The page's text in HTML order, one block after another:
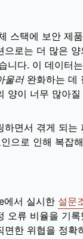
스택에 보안 제
으로는 더 많은
니다. 이 데이터
울러완화하는 데
양이 너무 많아
하면서 겪게 되는
으로 인해 복잡
서 실시한 설문
오류 비율을 기
면한 위협을 정확